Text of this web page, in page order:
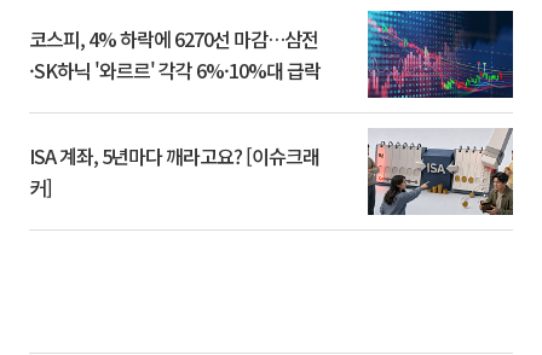
코스피, 4% 하락에 6270선 마감…삼전
·SK하닉 '와르르' 각각 6%·10%대 급락
ISA 계좌, 5년마다 깨라고요? [이슈크래
커]